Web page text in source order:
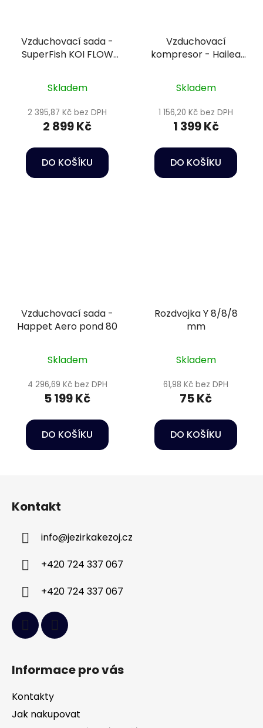
Vzduchovací sada -
SuperFish KOI FLOW
Skladem
2 395,87 Kč bez DPH
2 899 Kč
DO KOŠÍKU
Vzduchovací
kompresor - Hailea
Skladem
1 156,20 Kč bez DPH
1 399 Kč
DO KOŠÍKU
Vzduchovací sada -
Happet Aero pond 80
Skladem
4 296,69 Kč bez DPH
5 199 Kč
DO KOŠÍKU
Rozdvojka Y 8/8/8
mm
Skladem
61,98 Kč bez DPH
75 Kč
DO KOŠÍKU
Kontakt
info@jezirkakezoj.cz
+420 724 337 067
+420 724 337 067
Informace pro vás
Kontakty
Jak nakupovat